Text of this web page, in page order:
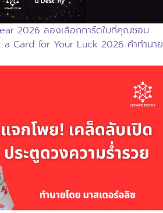
2026 ลองเลือกการ์ดใบที่คุณชอบ
a Card for Your Luck 2026 คำทำนาย